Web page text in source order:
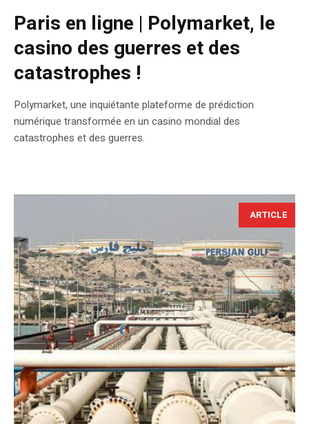
Paris en ligne | Polymarket, le
casino des guerres et des
catastrophes !
Polymarket, une inquiétante plateforme de prédiction
numérique transformée en un casino mondial des
catastrophes et des guerres.
ARTICLE